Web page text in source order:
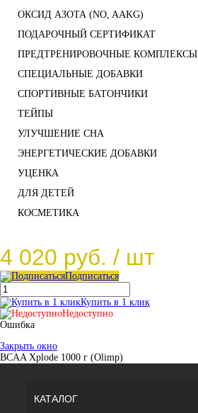
ОКСИД АЗОТА (NO, AAKG)
ПОДАРОЧНЫЙ СЕРТИФИКАТ
ПРЕДТРЕНИРОВОЧНЫЕ КОМПЛЕКСЫ
СПЕЦИАЛЬНЫЕ ДОБАВКИ
СПОРТИВНЫЕ БАТОНЧИКИ
ТЕЙПЫ
УЛУЧШЕНИЕ СНА
ЭНЕРГЕТИЧЕСКИЕ ДОБАВКИ
УЦЕНКА
ДЛЯ ДЕТЕЙ
КОСМЕТИКА
4 020 руб. / шт
Подписаться
Купить в 1 клик
Недоступно
Ошибка
Закрыть окно
BCAA Xplode 1000 г (Olimp)
КАТАЛОГ